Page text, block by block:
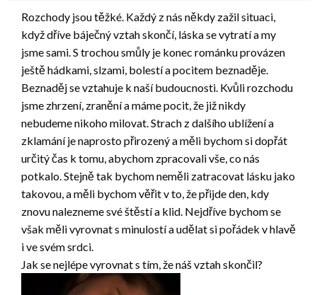
Rozchody jsou těžké. Každý z nás někdy zažil situaci,
když dříve báječný vztah skončí, láska se vytratí a my
jsme sami. S trochou smůly je konec románku provázen
ještě hádkami, slzami, bolestí a pocitem beznaděje.
Beznaděj se vztahuje k naší budoucnosti. Kvůli rozchodu
jsme zhrzení, zranění a máme pocit, že již nikdy
nebudeme nikoho milovat. Strach z dalšího ublížení a
zklamání je naprosto přirozený a měli bychom si dopřát
určitý čas k tomu, abychom zpracovali vše, co nás
potkalo. Stejně tak bychom neměli zatracovat lásku jako
takovou, a měli bychom věřit v to, že přijde den, kdy
znovu nalezneme své štěstí a klid. Nejdříve bychom se
však měli vyrovnat s minulostí a udělat si pořádek v hlavě
i ve svém srdci.
Jak se nejlépe vyrovnat s tím, že náš vztah skončil?